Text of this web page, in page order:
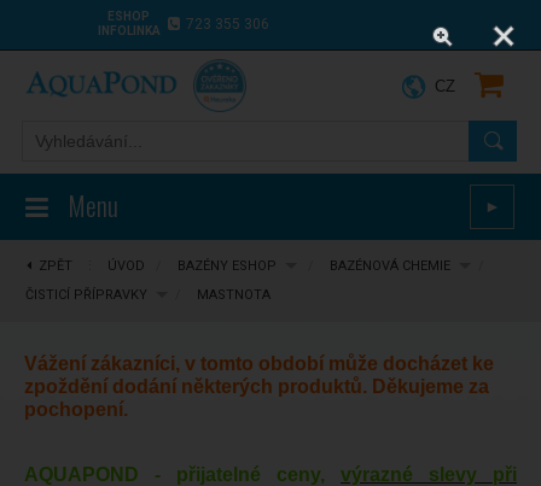
ESHOP
INFOLINKA
723 355 306
Menu ►
CZ
ZPĚT ÚVOD BAZÉNY ESHOP BAZÉNOVÁ CHEMIE
ČISTICÍ PŘÍPRAVKY
MASTNOTA
Vážení zákazníci, v tomto období může docházet ke
zpoždění dodání některých produktů. Děkujeme za
pochopení.
AQUAPOND - přijatelné ceny, výrazné slevy při